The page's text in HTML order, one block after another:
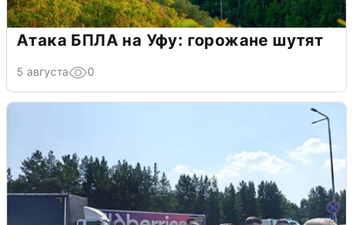
Атака БПЛА на Уфу: горожане шутят
5 августа 0